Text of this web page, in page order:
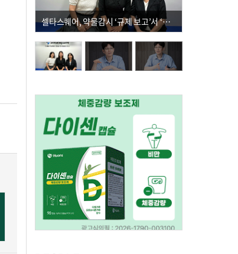
셀타스퀘어, 약물감시 ‘규제 보고’서 ‘데이터 의사결정’으로 "PVX 전환 요구 커진다"